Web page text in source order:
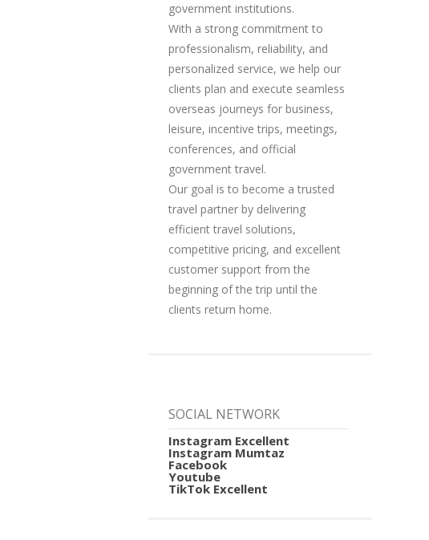
government institutions.
With a strong commitment to
professionalism, reliability, and
personalized service, we help our
clients plan and execute seamless
overseas journeys for business,
leisure, incentive trips, meetings,
conferences, and official
government travel.
Our goal is to become a trusted
travel partner by delivering
efficient travel solutions,
competitive pricing, and excellent
customer support from the
beginning of the trip until the
clients return home.
SOCIAL NETWORK
Instagram Excellent
Instagram Mumtaz
Facebook
Youtube
TikTok Excellent